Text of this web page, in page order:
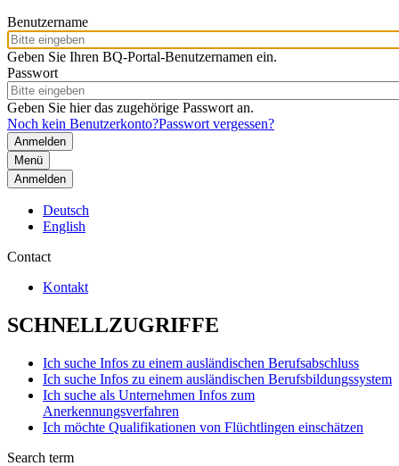
Benutzername
Geben Sie Ihren BQ-Portal-Benutzernamen ein.
Passwort
Geben Sie hier das zugehörige Passwort an.
Noch kein Benutzerkonto?Passwort vergessen?
Menü
Anmelden
Deutsch
English
Contact
Kontakt
SCHNELLZUGRIFFE
Ich suche Infos zu einem ausländischen Berufsabschluss
Ich suche Infos zu einem ausländischen Berufsbildungssystem
Ich suche als Unternehmen Infos zum
Anerkennungsverfahren
Ich möchte Qualifikationen von Flüchtlingen einschätzen
Search term